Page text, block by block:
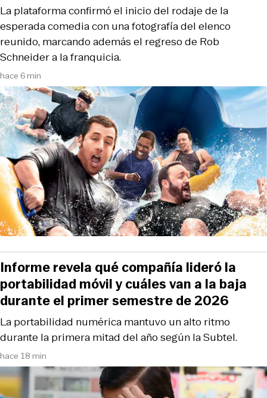
hace 6 min
La plataforma confirmó el inicio del rodaje de la
esperada comedia con una fotografía del elenco
reunido, marcando además el regreso de Rob
Schneider a la franquicia.
hace 18 min
La portabilidad numérica mantuvo un alto ritmo
durante la primera mitad del año según la Subtel.
Informe revela qué compañía lideró la
portabilidad móvil y cuáles van a la baja
durante el primer semestre de 2026